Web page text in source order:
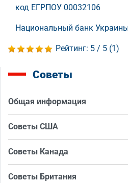
код ЕГРПОУ 00032106
Национальный банк Украины
Рейтинг: 5 / 5 (1)
Советы
Общая информация
Советы США
Советы Канада
Советы Британия